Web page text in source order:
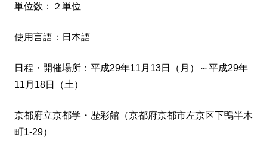
単位数：２単位
使用言語：日本語
日程・開催場所：平成29年11月13日（月）～平成29年
11月18日（土）
京都府立京都学・歴彩館（京都府京都市左京区下鴨半木
町1-29）